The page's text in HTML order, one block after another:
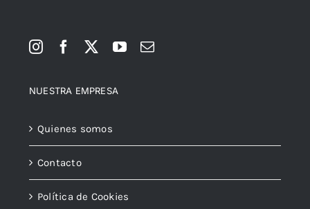
NUESTRA EMPRESA
Quienes somos
Contacto
Política de Cookies